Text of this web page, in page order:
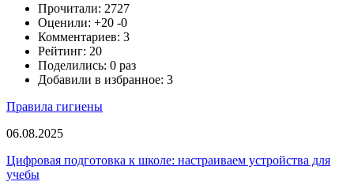
Прочитали: 2727
Оценили: +20 -0
Комментариев: 3
Рейтинг: 20
Поделились: 0 раз
Добавили в избранное: 3
Правила гигиены
06.08.2025
Цифровая подготовка к школе: настраиваем устройства для
учебы